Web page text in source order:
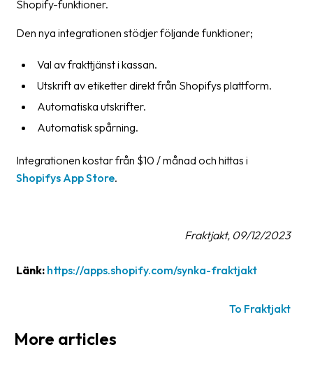
Barcode
About
the
Fraktjakt
&
archive
Shopify-funktioner.
Den nya integrationen stödjer följande funktioner;
Val av frakttjänst i kassan.
Utskrift av etiketter direkt från Shopifys plattform.
Automatiska utskrifter.
Automatisk spårning.
Integrationen kostar från $10 / månad och hittas i
Shopifys App Store.
Fraktjakt, 09/12/2023
Länk: https://apps.shopify.com/synka-fraktjakt
To Fraktjakt
More articles